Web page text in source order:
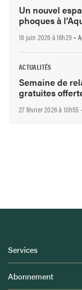
Un nouvel
phoques à
18 juin 2026 à 16h29 -
ACTUALITÉS
Semaine de
gratuites
27 février 2026 à 10h55
Services
Abonnement